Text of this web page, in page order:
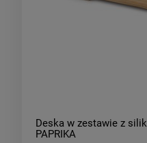
Deska w zestawie z
PAPRIKA